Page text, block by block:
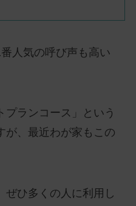
人気の呼び声も高い
プランコース」という
が、最近わが家もこの
ぜひ多くの人に利用し